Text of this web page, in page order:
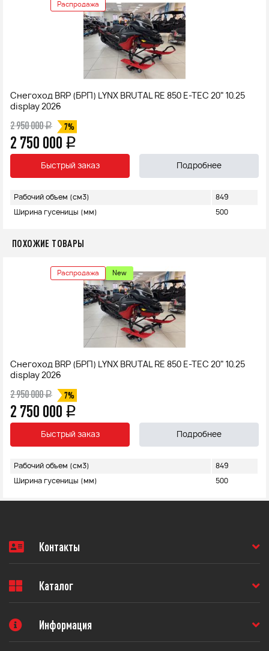
Распродажа
Снегоход BRP (БРП) LYNX BRUTAL RE 850 E-TEC 20" 10.25
display 2026
2 950 000q 7%
2 750 000 q
Быстрый заказ Подробнее
Рабочий объем (см3) 849
Ширина гусеницы (мм) 500
ПОХОЖИЕ ТОВАРЫ
Распродажа New
Снегоход BRP (БРП) LYNX BRUTAL RE 850 E-TEC 20" 10.25
display 2026
2 950 000q 7%
2 750 000 q
Быстрый заказ Подробнее
Рабочий объем (см3) 849
Ширина гусеницы (мм) 500
Контакты
Каталог
Информация